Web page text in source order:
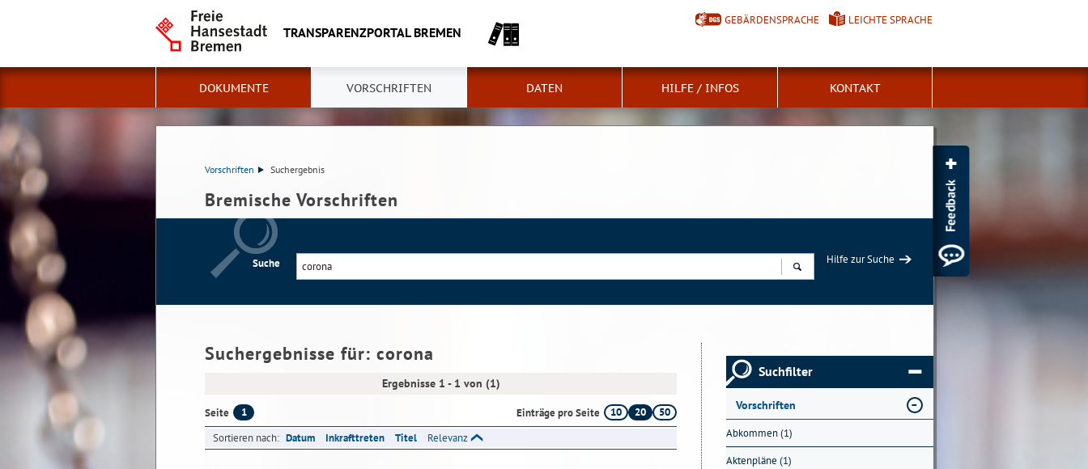
TRANSPARENZPORTAL BREMEN
GEBÄRDENSPRACHE LEICHTE SPRACHE
DOKUMENTE VORSCHRIFTEN DATEN HILFE / INFOS KONTAKT
Vorschriften Suchergebnis
Bremische Vorschriften
Suche
Hilfe zur Suche
Suchergebnisse für: corona
Ergebnisse 1 - 1 von (1)
Seite 1 Einträge pro Seite 10 20
50
Sortieren nach: Datum Inkrafttreten Titel Relevanz
Suchfilter
Vorschriften
Abkommen (1)
Aktenpläne (1)